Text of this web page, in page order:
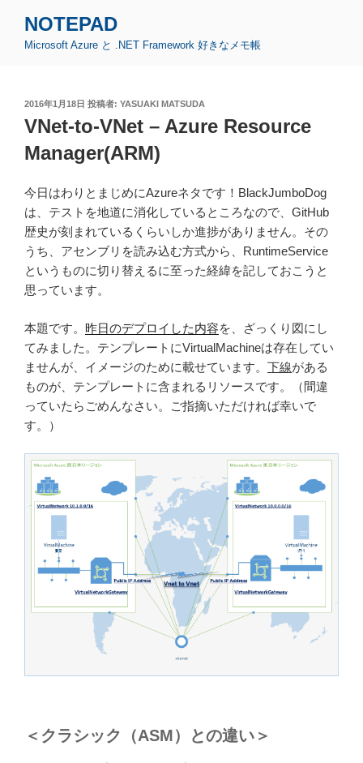
NOTEPAD
Microsoft Azure と .NET Framework 好きなメモ帳
投
稿
日:
2016年1月18日 投稿者: YASUAKI MATSUDA
VNet-to-VNet – Azure Resource
Manager(ARM)
今日はわりとまじめにAzureネタです！BlackJumboDog
は、テストを地道に消化しているところなので、GitHub
歴史が刻まれているくらいしか進捗がありません。その
うち、アセンブリを読み込む方式から、RuntimeService
というものに切り替えるに至った経緯を記しておこうと
思っています。
本題です。 昨日のデプロイした内容を、ざっくり図にし
てみました。テンプレートにVirtualMachineは存在してい
ませんが、イメージのために載せています。 下線がある
ものが、テンプレートに含まれるリソースです。（間違
っていたらごめんなさい。ご指摘いただければ幸いで
す。）
＜クラシック（ASM）との違い＞